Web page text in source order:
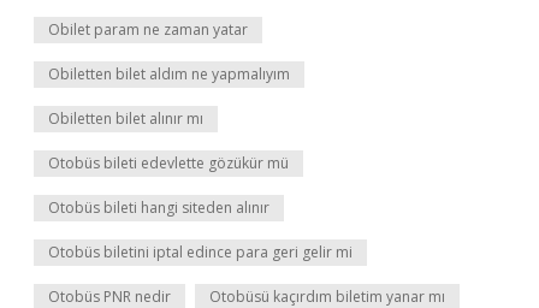
Obilet param ne zaman yatar
Obiletten bilet aldım ne yapmalıyım
Obiletten bilet alınır mı
Otobüs bileti edevlette gözükür mü
Otobüs bileti hangi siteden alınır
Otobüs biletini iptal edince para geri gelir mi
Otobüs PNR nedir Otobüsü kaçırdım biletim yanar mı